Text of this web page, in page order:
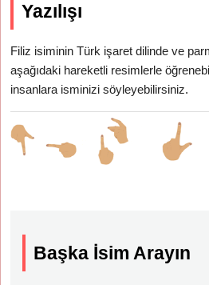
Yazılışı
Filiz isiminin Türk işaret dilinde ve
aşağıdaki hareketli resimlerle
insanlara isminizi söyleyebilirsiniz.
Başka İsim Arayın